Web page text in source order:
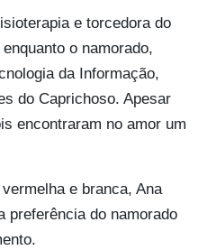
e torcedora do
o namorado,
da Informação,
do Caprichoso. Apesar
encontraram no amor um
e branca, Ana
preferência do namorado